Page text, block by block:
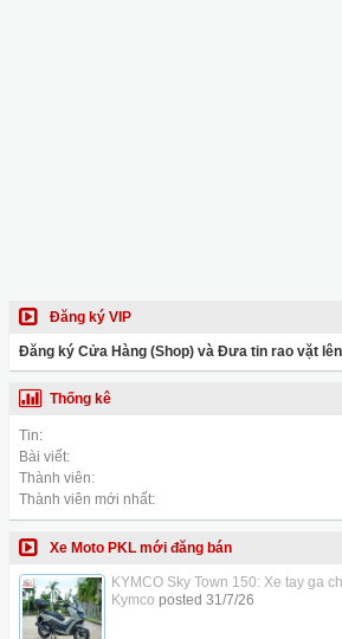
Đăng ký VIP
Đăng ký Cửa Hàng (Shop) và Đưa tin rao vặt lên
Thống kê
Tin:
Bài viết:
Thành viên:
Thành viên mới nhất:
Xe Moto PKL mới đăng bán
KYMCO Sky Town 150: Xe tay ga
Kymco posted 31/7/26